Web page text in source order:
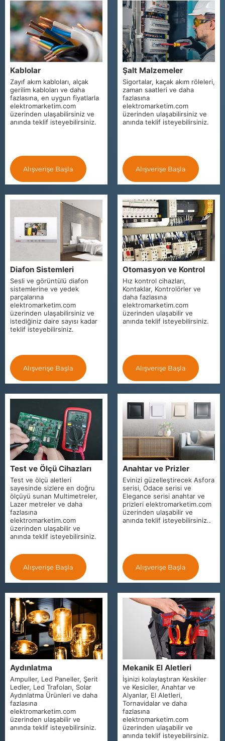
Kablolar
Zayıf akım kabloları, alçak
gerilim kabloları ve daha
fazlasına, en uygun fiyatlarla
elektromarketim.com
üzerinden ulaşabilirsiniz ve
anında teklif isteyebilirsiniz.
Alışverişe Başla
Şalt Malzemeler
Sigortalar, kaçak akım röleleri,
zaman saatleri ve daha
fazlasına
elektromarketim.com
üzerinden ulaşabilirsiniz ve
anında teklif isteyebilirsiniz.
Alışverişe Başla
Diafon Sistemleri
Sesli ve görüntülü diafon
sistemlerine ve yedek
parçalarına
elektromarketim.com
üzerinden ulaşabilirsiniz ve
istediğiniz daire sayısı kadar
teklif isteyebilirsiniz.
Alışverişe Başla
Otomasyon ve Kontrol
Hız kontrol cihazları,
Kontaklar, Kontrolörler ve
daha fazlasına
elektromarketim.com
üzerinden ulaşabilir ve
anında teklif isteyebilirsiniz.
Alışverişe Başla
Test ve Ölçü Cihazları
Test ve ölçü aletleri
sayesinde sizlere en doğru
ölçüyü sunan Multimetreler,
Lazer metreler ve daha
fazlasına
elektromarketim.com
üzerinden ulaşabilir ve
anında teklif isteyebilirsiniz.
Alışverişe Başla
Anahtar ve Prizler
Evinizi güzelleştirecek Asfora
serisi, Odace serisi ve
Elegance serisi anahtar ve
prizleri elektromarketim.com
üzerinden ulaşabilir ve
anında teklif isteyebilirsiniz..
Alışverişe Başla
Aydınlatma
Ampuller, Led Paneller, Şerit
Ledler, Led Trafoları, Solar
Aydınlatma Ürünleri ve daha
fazlasına
elektromarketim.com
üzerinden ulaşabilir ve
anında teklif isteyebilirsiniz.
Mekanik El Aletleri
İşinizi kolaylaştıran Keskiler
ve Kesiciler, Anahtar ve
Alyanlar, El Aletleri,
Tornavidalar ve daha
fazlasına
elektromarketim.com
üzerinden ulaşabilir ve
anında teklif isteyebilirsiniz.